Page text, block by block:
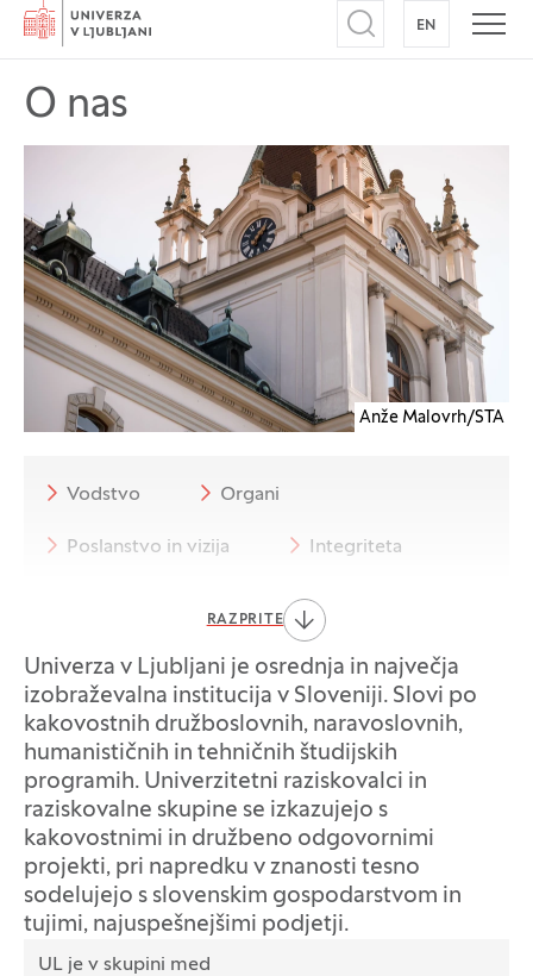
Domov
Odpri iskalnik
EN NA
O nas
Anže Malovrh/STA
Vodstvo Organi
Poslanstvo in vizija Integriteta
Sodelovanja
Univerza v številkah
Zgodovina univerze
Varovanje osebnih podatkov
Katalog informacij javnega značaja
Objekti
RAZPRITE
Univerza v Ljubljani je osrednja in največja
izobraževalna institucija v Sloveniji. Slovi po
kakovostnih družboslovnih, naravoslovnih,
humanističnih in tehničnih študijskih
programih. Univerzitetni raziskovalci in
raziskovalne skupine se izkazujejo s
kakovostnimi in družbeno odgovornimi
projekti, pri napredku v znanosti tesno
sodelujejo s slovenskim gospodarstvom in
tujimi, najuspešnejšimi podjetji.
Podatki
UL je v skupini med